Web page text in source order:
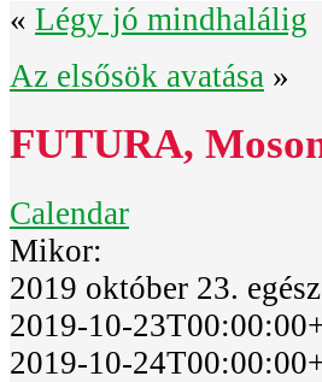
« Légy jó mindhalálig
Az elsősök avatása »
FUTURA,
Calendar
Mikor:
2019 október 23.
2019-10-
2019-10-